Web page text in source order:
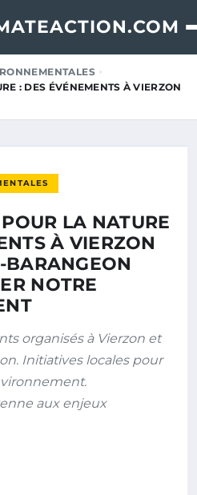
: DES ÉVÉNEMENTS À VIERZON
LA NATURE
À VIERZON
BARANGEON
NOTRE
organisés à Vierzon et
Initiatives locales pour
aux enjeux